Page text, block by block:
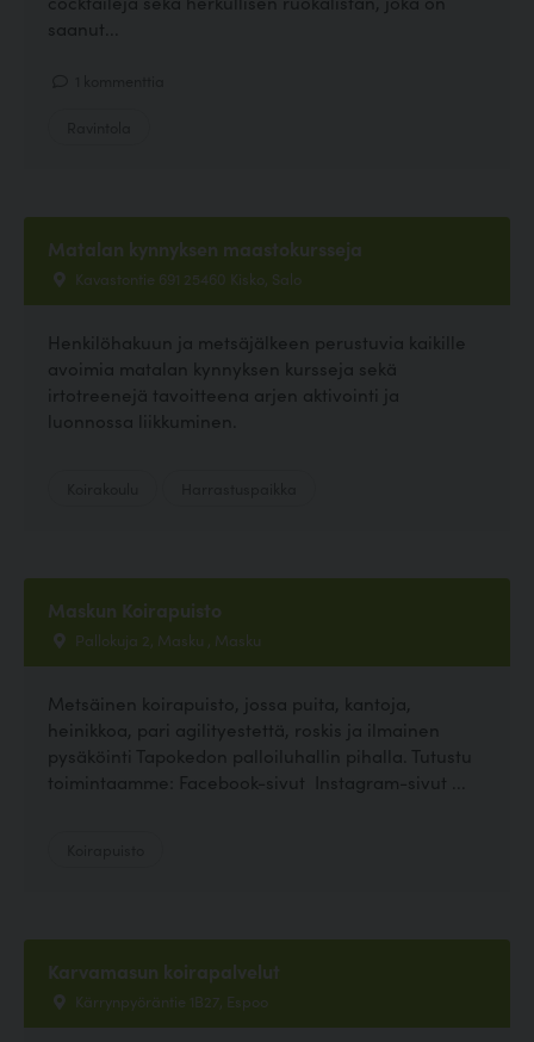
saanut...
Matalan kynnyksen maastokursseja
Kavastontie 691 25460 Kisko, Salo
Henkilöhakuun ja metsäjälkeen perustuvia kaikille
avoimia matalan kynnyksen kursseja sekä
irtotreenejä tavoitteena arjen aktivointi ja
luonnossa liikkuminen.
Maskun Koirapuisto
Pallokuja 2, Masku , Masku
Metsäinen koirapuisto, jossa puita, kantoja,
heinikkoa, pari agilityestettä, roskis ja ilmainen
pysäköinti Tapokedon palloiluhallin pihalla. Tutustu
toimintaamme: Facebook-sivut Instagram-sivut ...
Karvamasun koirapalvelut
Kärrynpyöräntie 1B27, Espoo